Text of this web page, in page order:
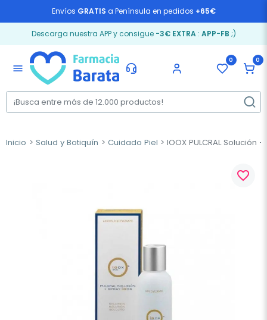
Envíos GRATIS a Península en pedidos +65€
Descarga nuestra APP y consigue -3€ EXTRA: APP-FB ;)
menu
0 0
Inicio Salud y Botiquín Cuidado Piel IOOX PULCRAL Solución
favorite_border